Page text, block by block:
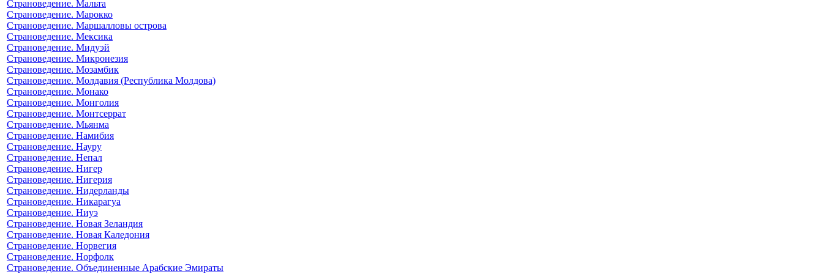
Страноведение. Мальта
Страноведение. Марокко
Страноведение. Маршалловы острова
Страноведение. Мексика
Страноведение. Мидуэй
Страноведение. Микронезия
Страноведение. Мозамбик
Страноведение. Молдавия (Республика Молдова)
Страноведение. Монако
Страноведение. Монголия
Страноведение. Монтсеррат
Страноведение. Мьянма
Страноведение. Намибия
Страноведение. Науру
Страноведение. Непал
Страноведение. Нигер
Страноведение. Нигерия
Страноведение. Нидерланды
Страноведение. Никарагуа
Страноведение. Ниуэ
Страноведение. Новая Зеландия
Страноведение. Новая Каледония
Страноведение. Норвегия
Страноведение. Норфолк
Страноведение. Объединенные Арабские Эмираты